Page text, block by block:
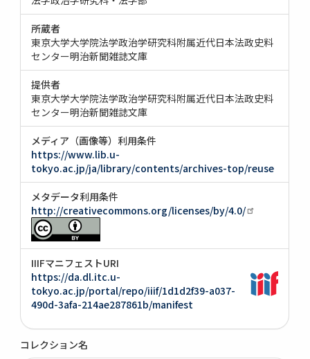
所蔵者
東京大学大学院法学政治学研究科附属近代日本法政史料
センター明治新聞雑誌文庫
提供者
東京大学大学院法学政治学研究科附属近代日本法政史料
センター明治新聞雑誌文庫
メディア（画像等）利用条件
https://www.lib.u-
tokyo.ac.jp/ja/library/contents/archives-top/reuse
メタデータ利用条件
http://creativecommons.org/licenses/by/4.0/
IIIFマニフェストURI
https://da.dl.itc.u-
tokyo.ac.jp/portal/repo/iiif/1d1d2f39-a037-
490d-3afa-214ae287861b/manifest
コレクション名